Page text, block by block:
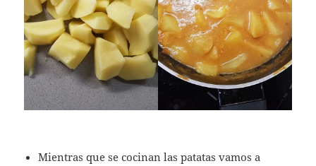
Mientras que se cocinan las patatas vamos a